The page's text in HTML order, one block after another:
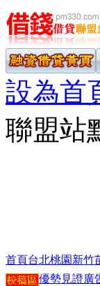
設為首
聯盟站
首頁台北桃園 新竹
優勢見證廣